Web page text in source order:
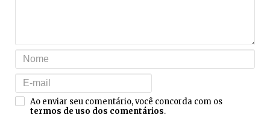
Ao enviar seu comentário, você concorda com os
termos de uso dos comentários.